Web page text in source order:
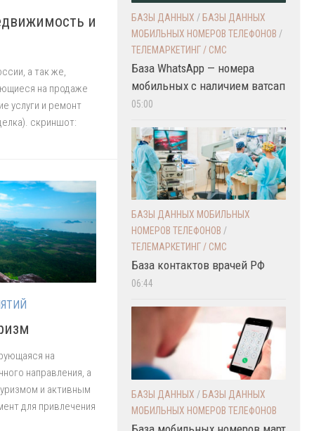
и
а так же,
на продаже
услуги и ремонт
скриншот:
на
направления, а
и активным
для привлечения
БАЗЫ ДАННЫХ / БАЗЫ ДАННЫХ
МОБИЛЬНЫХ НОМЕРОВ ТЕЛЕФОНОВ /
ТЕЛЕМАРКЕТИНГ / СМС
База WhatsApp — номера
мобильных с наличием ватсап
05:00
БАЗЫ ДАННЫХ МОБИЛЬНЫХ
НОМЕРОВ ТЕЛЕФОНОВ /
ТЕЛЕМАРКЕТИНГ / СМС
База контактов врачей РФ
06:44
БАЗЫ ДАННЫХ / БАЗЫ ДАННЫХ
МОБИЛЬНЫХ НОМЕРОВ ТЕЛЕФОНОВ